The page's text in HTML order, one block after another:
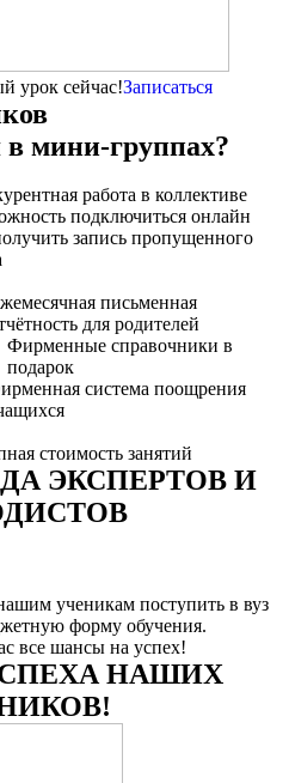
урок сейчас!Записаться
в мини-группах?
работа в коллективе
подключиться онлайн
запись пропущенного
письменная
для родителей
Фирменные справочники в
подарок
система поощрения
стоимость занятий
ЭКСПЕРТОВ И
ученикам поступить в вуз
форму обучения.
все шансы на успех!
НАШИХ